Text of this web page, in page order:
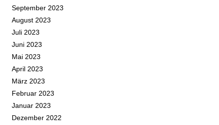
September 2023
August 2023
Juli 2023
Juni 2023
Mai 2023
April 2023
März 2023
Februar 2023
Januar 2023
Dezember 2022